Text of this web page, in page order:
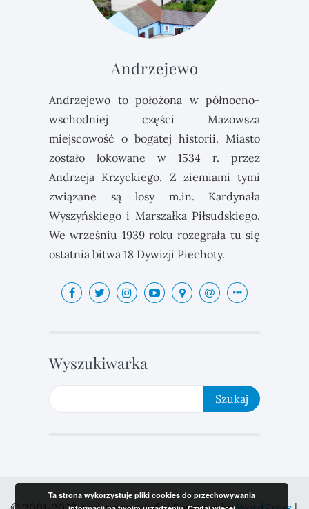
Andrzejewo
Andrzejewo to położona w północno-
wschodniej części Mazowsza
miejscowość o bogatej historii. Miasto
zostało lokowane w 1534 r. przez
Andrzeja Krzyckiego. Z ziemiami tymi
związane są losy m.in. Kardynała
Wyszyńskiego i Marszałka Piłsudskiego.
We wrześniu 1939 roku rozegrała tu się
ostatnia bitwa 18 Dywizji Piechoty.
Wyszukiwarka
Ta strona wykorzystuje pliki cookies do przechowywania